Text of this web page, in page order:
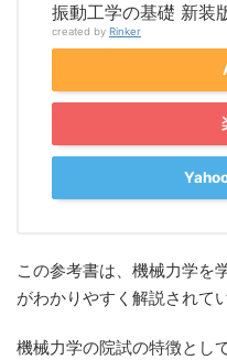
振動工学の基礎 新装
created by Rinker
この参考書は、機械力学を
がわかりやすく解説されて
機械力学の院試の特徴とし